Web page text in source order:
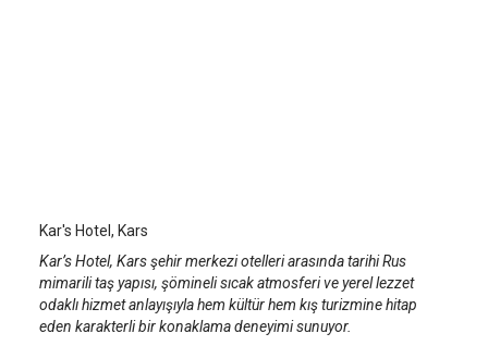
Kar's Hotel, Kars
Kar’s Hotel, Kars şehir merkezi otelleri arasında tarihi Rus
mimarili taş yapısı, şömineli sıcak atmosferi ve yerel lezzet
odaklı hizmet anlayışıyla hem kültür hem kış turizmine hitap
eden karakterli bir konaklama deneyimi sunuyor.